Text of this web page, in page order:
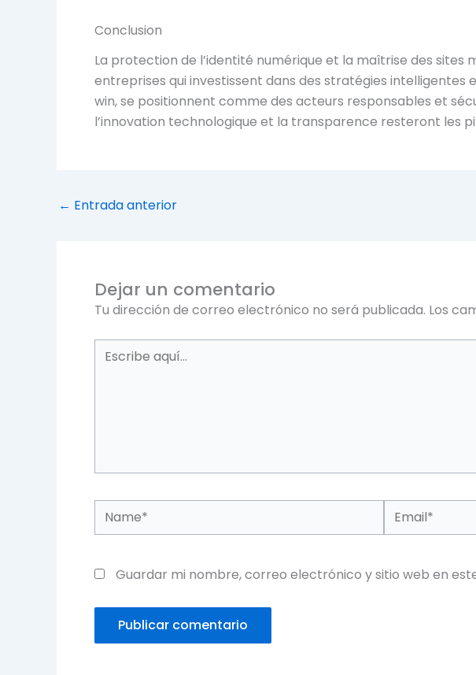
Conclusion
La protection de l’identité numérique et la maîtrise des sites
entreprises qui investissent dans des stratégies
win, se positionnent comme des acteurs responsables et
l’innovation technologique et la transparence resteront les
← Entrada anterior
Dejar un comentario
Tu dirección de correo electrónico no será publicada. Los
Escribe
Name* Email*
Guardar mi nombre, correo electrónico y sitio web en